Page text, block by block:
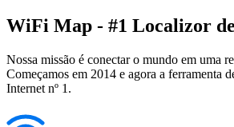
WiFi Map - #1 Localizor
Nossa missão é conectar o mundo em uma
Começamos em 2014 e agora a ferramenta
Internet nº 1.